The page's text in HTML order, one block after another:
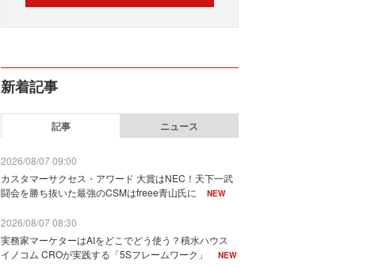
新着記事
記事 ニュース
2026/08/07 09:00
カスタマーサクセス・アワード 大賞はNEC！天下一武
闘会を勝ち抜いた最強のCSMはfreee青山氏に
NEW
2026/08/07 08:30
実務家マーケターはAIをどこでどう使う？積水ハウス
イノコム CROが実践する「5Sフレームワーク」
NEW